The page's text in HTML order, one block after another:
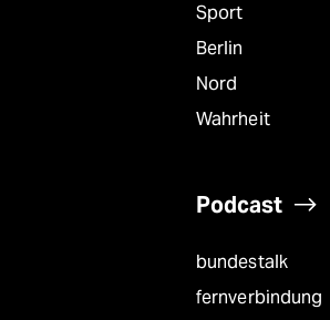
Sport
Berlin
Nord
Wahrheit
Podcast
bundestalk
fernverbindung